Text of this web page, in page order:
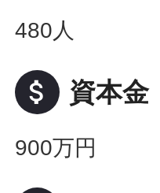
480人
attach_money 資本金
900万円